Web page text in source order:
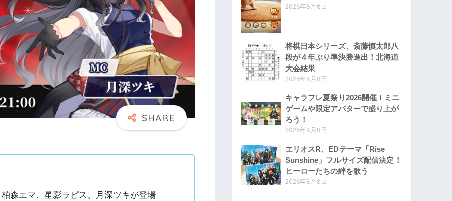
森エマ、星影ラピス、月深ツキが登場
2026年8月8日
将棋日本シリーズ、斎藤慎太郎八
段が４年ぶり準決勝進出！北海道
大会結果
2026年8月8日
キャラフレ夏祭り2026開催！ミニ
ゲームや限定アバターで盛り上が
ろう！
2026年8月8日
エリオスR、EDテーマ「Rise
Sunshine」フルサイズ配信決定！
ヒーローたちの絆を歌う
2026年8月8日